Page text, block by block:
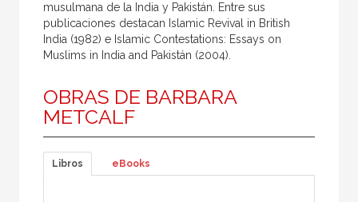
Editora
Escritor
Ilustrador
Prologuista
musulmana de la India y Pakistán. Entre sus
publicaciones destacan Islamic Revival in British
India (1982) e Islamic Contestations: Essays on
Muslims in India and Pakistán (2004).
OBRAS DE BARBARA
METCALF
Libros eBooks